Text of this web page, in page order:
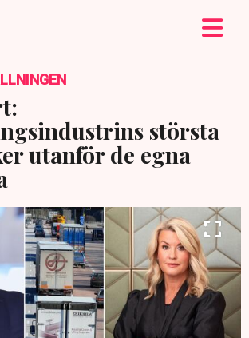
största
utanför de egna